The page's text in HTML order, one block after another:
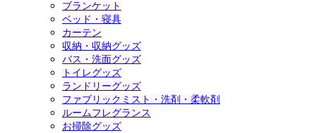
ブランケット
ベッド・寝具
カーテン
収納・収納グッズ
バス・洗面グッズ
トイレグッズ
ランドリーグッズ
ファブリックミスト・洗剤・柔軟剤
ルームフレグランス
お掃除グッズ